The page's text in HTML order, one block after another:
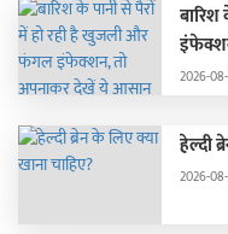
2026-
हेल्दी
2026-